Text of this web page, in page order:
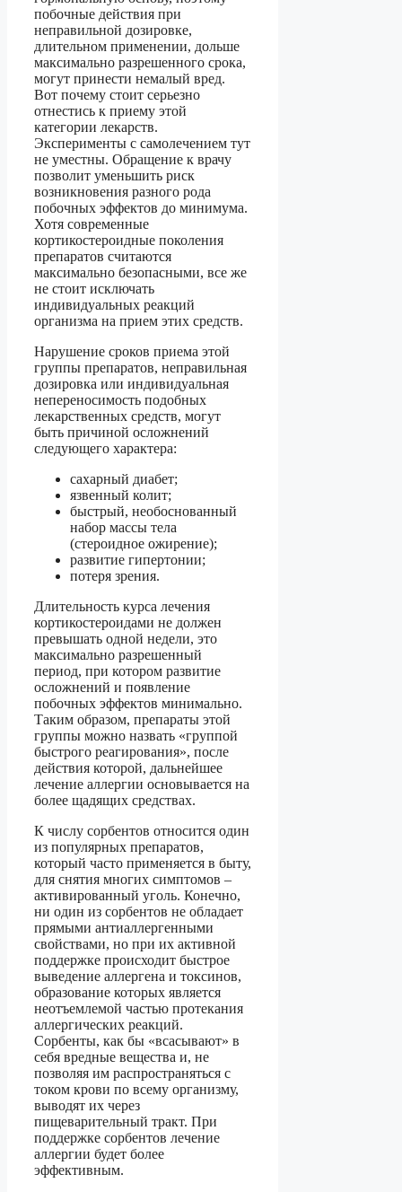
побочные действия при
неправильной дозировке,
длительном применении, дольше
максимально разрешенного срока,
могут принести немалый вред.
Вот почему стоит серьезно
отнестись к приему этой
категории лекарств.
Эксперименты с самолечением тут
не уместны. Обращение к врачу
позволит уменьшить риск
возникновения разного рода
побочных эффектов до минимума.
Хотя современные
кортикостероидные поколения
препаратов считаются
максимально безопасными, все же
не стоит исключать
индивидуальных реакций
организма на прием этих средств.
Нарушение сроков приема этой
группы препаратов, неправильная
дозировка или индивидуальная
непереносимость подобных
лекарственных средств, могут
быть причиной осложнений
следующего характера:
сахарный диабет;
язвенный колит;
быстрый, необоснованный
набор массы тела
(стероидное ожирение);
развитие гипертонии;
потеря зрения.
Длительность курса лечения
кортикостероидами не должен
превышать одной недели, это
максимально разрешенный
период, при котором развитие
осложнений и появление
побочных эффектов минимально.
Таким образом, препараты этой
группы можно назвать «группой
быстрого реагирования», после
действия которой, дальнейшее
лечение аллергии основывается на
более щадящих средствах.
К числу сорбентов относится один
из популярных препаратов,
который часто применяется в быту,
для снятия многих симптомов –
активированный уголь. Конечно,
ни один из сорбентов не обладает
прямыми антиаллергенными
свойствами, но при их активной
поддержке происходит быстрое
выведение аллергена и токсинов,
образование которых является
неотъемлемой частью протекания
аллергических реакций.
Сорбенты, как бы «всасывают» в
себя вредные вещества и, не
позволяя им распространяться с
током крови по всему организму,
выводят их через
пищеварительный тракт. При
поддержке сорбентов лечение
аллергии будет более
эффективным.